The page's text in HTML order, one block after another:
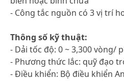
- Công tắc nguồn có 3 vị trí
Thông số kỹ thuật:
- Dải tốc độ: 0 ~ 3,300 vòng/
- Phương thức lắc: quỹ đạo
- Điều khiển: Bộ điều khiển